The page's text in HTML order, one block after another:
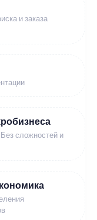
и заказа
сложностей и